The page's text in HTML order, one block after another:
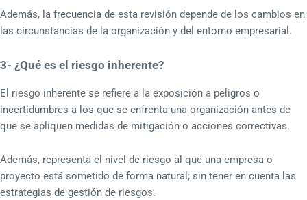
Además, la frecuencia de esta revisión depende de los cambios en
las circunstancias de la organización y del entorno empresarial.
3- ¿Qué es el riesgo inherente?
El riesgo inherente se refiere a la exposición a peligros o
incertidumbres a los que se enfrenta una organización antes de
que se apliquen medidas de mitigación o acciones correctivas.
Además, representa el nivel de riesgo al que una empresa o
proyecto está sometido de forma natural; sin tener en cuenta las
estrategias de gestión de riesgos.